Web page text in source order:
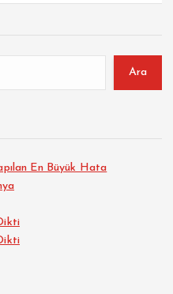
Ara
En Büyük Hata